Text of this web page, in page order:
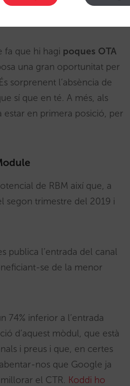
així com descripcions de
fa que hi hagi poques OTA
una gran oportunitat per
sorprenent l’absència de
sí que en té. A més, als
estar en primera posició, per
de RBM així que, a
segon trimestre del 2019 i
publica l’entrada del canal
se de la menor
74% inferior a l’entrada
d’aquest mòdul, que està
i preus i que, en certes
nos que Google ja
el CTR. Koddi ho